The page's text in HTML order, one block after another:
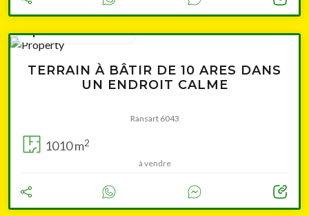
à partir de 154 000 €
TERRAIN À BÂTIR DE 10 ARES DANS
UN ENDROIT CALME
Ransart 6043
1010 m2
à vendre